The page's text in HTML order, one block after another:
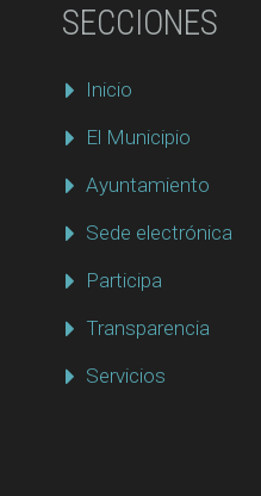
SECCIONES
Inicio
El Municipio
Ayuntamiento
Sede electrónica
Participa
Transparencia
Servicios